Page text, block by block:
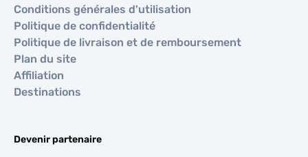
Conditions générales d'utilisation
Politique de confidentialité
Politique de livraison et de remboursement
Plan du site
Affiliation
Destinations
Devenir partenaire